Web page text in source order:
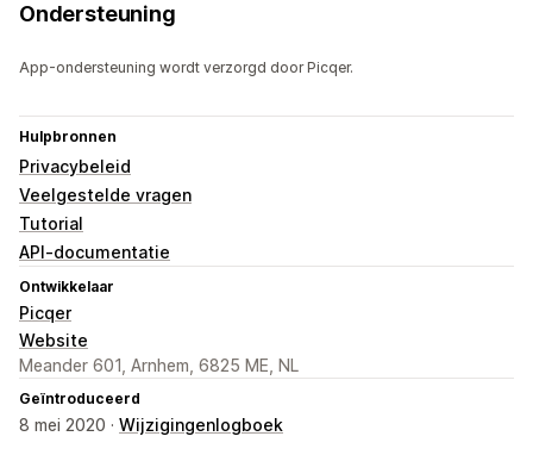
Ondersteuning
App-ondersteuning wordt verzorgd door Picqer.
Hulpbronnen
Privacybeleid
Veelgestelde vragen
Tutorial
API-documentatie
Ontwikkelaar
Picqer
Website
Meander 601, Arnhem, 6825 ME, NL
Geïntroduceerd
8 mei 2020 · Wijzigingenlogboek